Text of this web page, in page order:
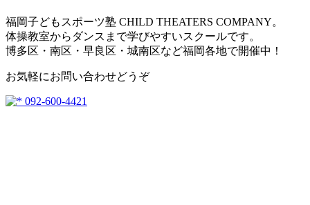
福岡子どもスポーツ塾 CHILD THEATERS COMPANY。
体操教室からダンスまで学びやすいスクールです。
博多区・南区・早良区・城南区など福岡各地で開催中！
お気軽にお問い合わせどうぞ
092-600-4421